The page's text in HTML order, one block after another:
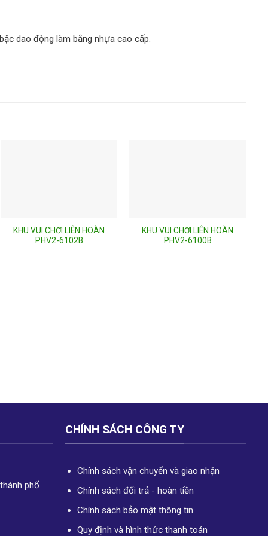
dao động làm bằng nhựa cao cấp.
KHU VUI CHƠI LIÊN HOÀN
PHV2-6102B
KHU VUI CHƠI LIÊN HOÀN
PHV2-6100B
phố
CHÍNH SÁCH CÔNG TY
Chính sách vận chuyển và giao nhận
Chính sách đổi trả - hoàn tiền
Chính sách bảo mật thông tin
Quy định và hình thức thanh toán